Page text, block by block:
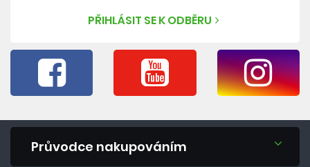
PŘIHLÁSIT SE K ODBĚRU
Průvodce nakupováním